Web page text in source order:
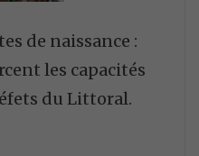
de naissance :
les capacités
du Littoral.